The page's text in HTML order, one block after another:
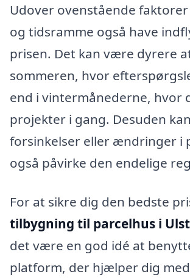
Udover ovenstående
og tidsramme også have
prisen. Det kan være dyrere
sommeren, hvor
end i vintermånederne, hvor
projekter i gang. Desuden
forsinkelser eller ændringer i
også påvirke den endelige
For at sikre dig den bedste
tilbygning til parcelhus i
det være en god idé at
platform, der hjælper dig